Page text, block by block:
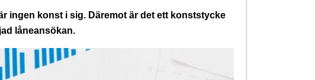
ingen konst i sig. Däremot är det ett konststycke
låneansökan.